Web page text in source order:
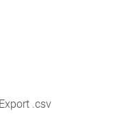
Export .csv